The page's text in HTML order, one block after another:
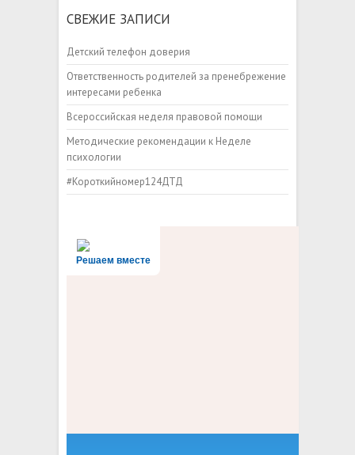
СВЕЖИЕ ЗАПИСИ
Детский телефон доверия
Ответственность родителей за пренебрежение
интересами ребенка
Всероссийская неделя правовой помощи
Методические рекомендации к Неделе
психологии
#Короткийномер124ДТД
Решаем вместе